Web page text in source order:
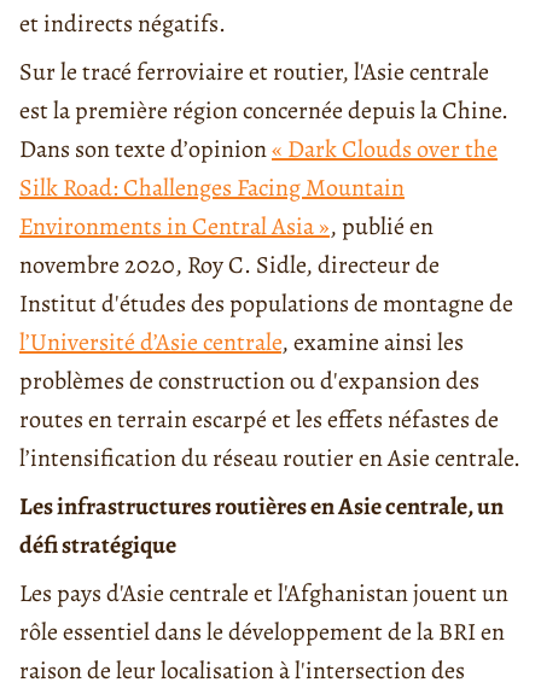
et indirects négatifs.
Sur le tracé ferroviaire et routier, l'Asie centrale
est la première région concernée depuis la Chine.
Dans son texte d’opinion« Dark Clouds over the
Silk Road: Challenges Facing Mountain
Environments in Central Asia », publié en
novembre 2020, Roy C. Sidle, directeur de
Institut d'études des populations de montagne de
l’Université d’Asie centrale, examine ainsi les
problèmes de construction ou d'expansion des
routes en terrain escarpé et les effets néfastes de
l’intensification du réseau routier en Asie centrale.
Les infrastructures routières en Asie centrale, un
défi stratégique
Les pays d'Asie centrale et l'Afghanistan jouent un
rôle essentiel dans le développement de la BRI en
raison de leur localisation à l'intersection des